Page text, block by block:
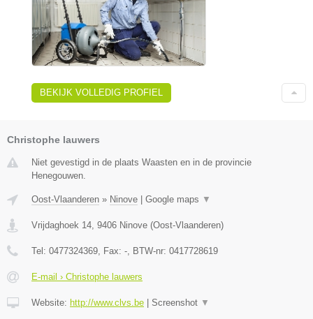
BEKIJK VOLLEDIG PROFIEL
Christophe lauwers
Niet gevestigd in de plaats Waasten en in de provincie
Henegouwen.
Oost-Vlaanderen » Ninove Google maps ▼
Vrijdaghoek 14, 9406 Ninove (Oost-Vlaanderen)
Tel: 0477324369, Fax: -, BTW-nr: 0417728619
E-mail › Christophe lauwers
Website: http://www.clvs.be Screenshot ▼